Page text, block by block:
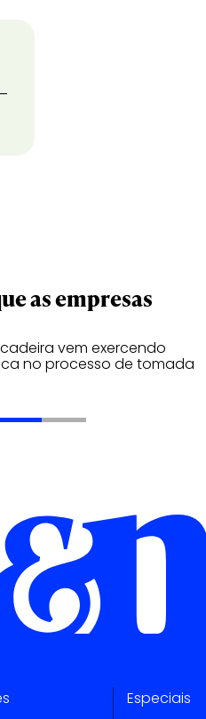
as empresas
vem exercendo
no processo de tomada
Especiais